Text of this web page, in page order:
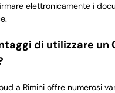
elettronicamente i
di utilizzare un
a Rimini offre numerosi